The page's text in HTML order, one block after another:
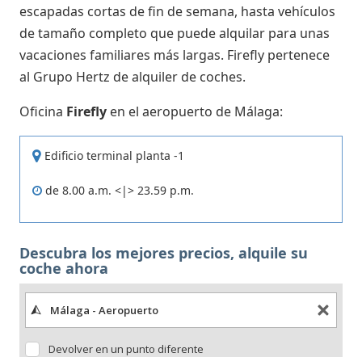
escapadas cortas de fin de semana, hasta vehículos
de tamaño completo que puede alquilar para unas
vacaciones familiares más largas. Firefly pertenece
al Grupo Hertz de alquiler de coches.
Oficina Firefly en el aeropuerto de Málaga:
Edificio terminal planta -1
de 8.00 a.m. <|> 23.59 p.m.
Descubra los mejores precios, alquile su
coche ahora
Devolver en un punto diferente